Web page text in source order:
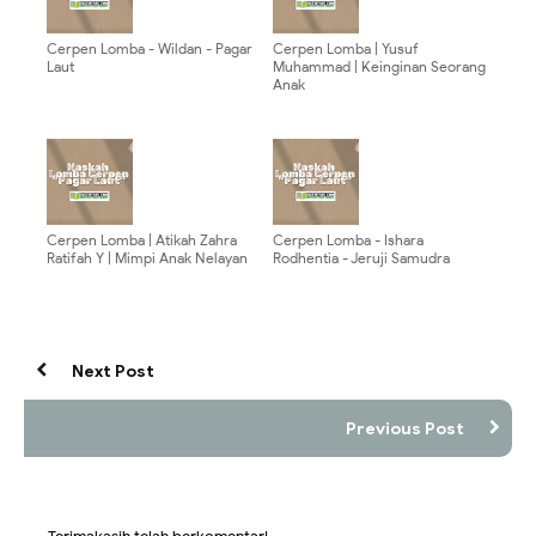
Cerpen Lomba - Wildan - Pagar
Laut
Cerpen Lomba | Yusuf
Muhammad | Keinginan Seorang
Anak
Cerpen Lomba | Atikah Zahra
Ratifah Y | Mimpi Anak Nelayan
Cerpen Lomba - Ishara
Rodhentia - Jeruji Samudra
Next Post
Previous Post